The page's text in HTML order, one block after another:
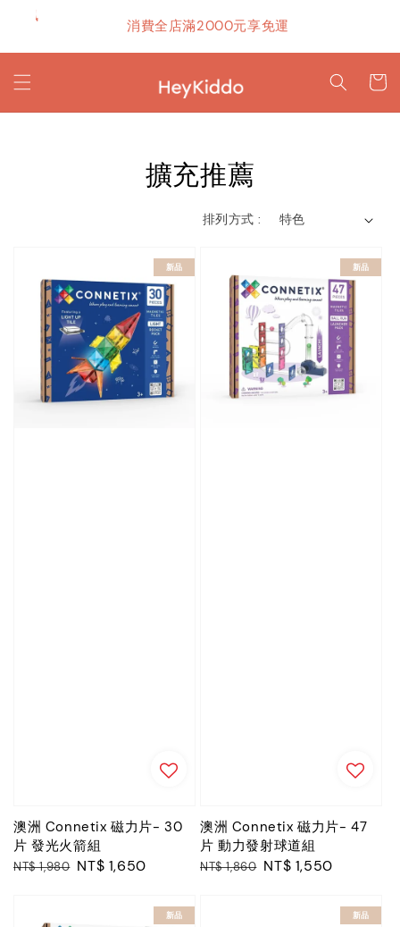
消費全店滿2000元享免運
擴充推薦
排列方式 :
新品
澳洲 Connetix 磁力片- 30
片 發光火箭組
Regular
NT$ 1,980 Sale
NT$ 1,650
新品
澳洲 Connetix 磁力片- 47
片 動力發射球道組
Regular
NT$ 1,860 Sale
NT$ 1,550
新品 新品